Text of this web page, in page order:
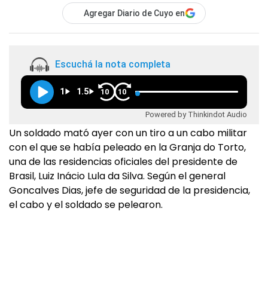
Agregar Diario de Cuyo en
Escuchá la nota completa
1 1.5 10 10
Powered by Thinkindot Audio
Un soldado mató ayer con un tiro a un cabo militar
con el que se había peleado en la Granja do Torto,
una de las residencias oficiales del presidente de
Brasil, Luiz Inácio Lula da Silva. Según el general
Goncalves Dias, jefe de seguridad de la presidencia,
el cabo y el soldado se pelearon.